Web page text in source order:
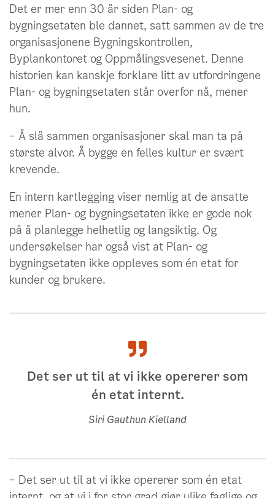
Det er mer enn 30 år siden Plan- og
bygningsetaten ble dannet, satt sammen av de tre
organisasjonene Bygningskontrollen,
Byplankontoret og Oppmålingsvesenet. Denne
historien kan kanskje forklare litt av utfordringene
Plan- og bygningsetaten står overfor nå, mener
hun.
– Å slå sammen organisasjoner skal man ta på
største alvor. Å bygge en felles kultur er svært
krevende.
En intern kartlegging viser nemlig at de ansatte
mener Plan- og bygningsetaten ikke er gode nok
på å planlegge helhetlig og langsiktig. Og
undersøkelser har også vist at Plan- og
bygningsetaten ikke oppleves som én etat for
kunder og brukere.
Det ser ut til at vi ikke opererer som
én etat internt.
Siri Gauthun Kielland
– Det ser ut til at vi ikke opererer som én etat